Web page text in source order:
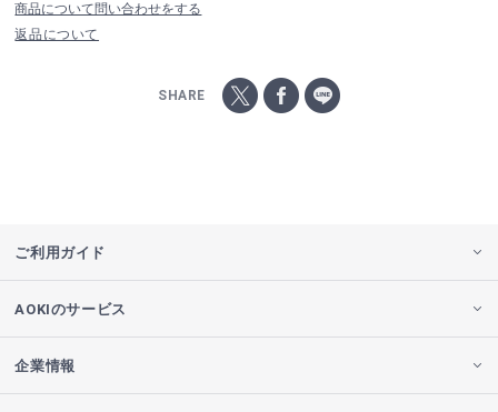
商品について問い合わせをする
返品について
SHARE
ご利用ガイド
AOKIのサービス
企業情報